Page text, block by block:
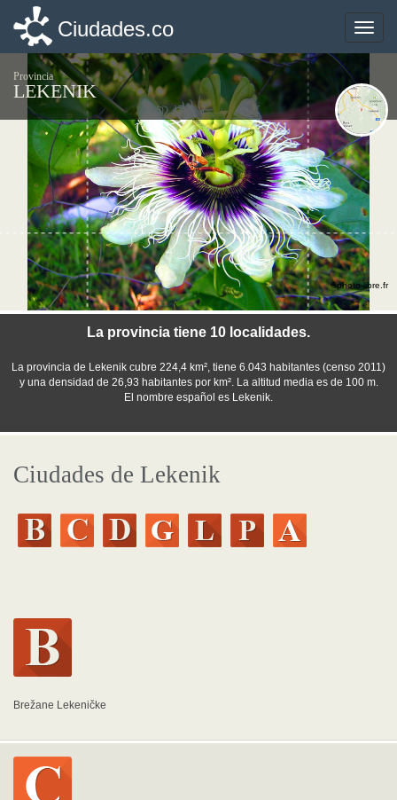
Toggle
Ciudades.co
Provincia
LEKENIK
La provincia tiene 10 localidades.
La provincia de Lekenik cubre 224,4 km², tiene 6.043 habitantes (censo 2011)
y una densidad de 26,93 habitantes por km². La altitud media es de 100 m.
El nombre español es Lekenik.
©photo-libre.fr
Ciudades de Lekenik
Brežane Lekeničke
Toggle
Ciudades.co